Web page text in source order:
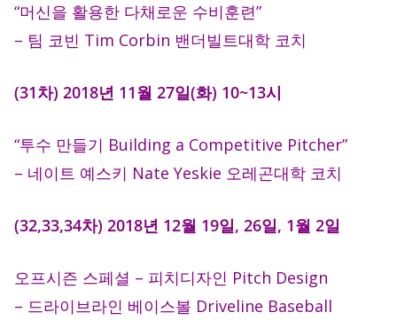
“머신을 활용한 다채로운 수비훈련”
– 팀 코빈 Tim Corbin 밴더빌트대학 코치
(31차) 2018년 11월 27일(화) 10~13시
“투수 만들기 Building a Competitive Pitcher”
– 네이트 예스키 Nate Yeskie 오레곤대학 코치
(32,33,34차) 2018년 12월 19일, 26일, 1월 2일
오프시즌 스페셜 – 피치디자인 Pitch Design
– 드라이브라인 베이스볼 Driveline Baseball